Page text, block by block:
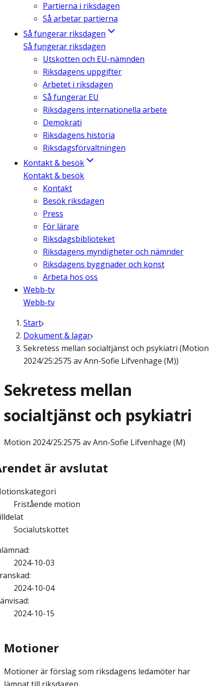
Partierna i riksdagen
Så arbetar partierna
Så fungerar riksdagen
Så fungerar riksdagen
Utskotten och EU-nämnden
Riksdagens uppgifter
Arbetet i riksdagen
Så fungerar EU
Riksdagens internationella arbete
Demokrati
Riksdagens historia
Riksdagsförvaltningen
Kontakt & besök
Kontakt & besök
Kontakt
Besök riksdagen
Press
För lärare
Riksdagsbiblioteket
Riksdagens myndigheter och nämnder
Riksdagens byggnader och konst
Arbeta hos oss
Webb-tv
Webb-tv
Start
Dokument & lagar
Sekretess mellan socialtjänst och psykiatri (Motion
2024/25:2575 av Ann-Sofie Lifvenhage (M))
Sekretess mellan
socialtjänst och psykiatri
Motion 2024/25:2575 av Ann-Sofie Lifvenhage (M)
är avslutat
Fristående motion
Socialutskottet
:
2024-10-03
:
2024-10-04
:
2024-10-15
Motioner
Motioner är förslag som riksdagens ledamöter har